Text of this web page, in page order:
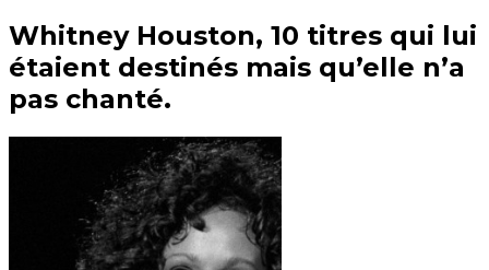
Whitney Houston, 10 titres qui lui
étaient destinés mais qu’elle n’a
pas chanté.